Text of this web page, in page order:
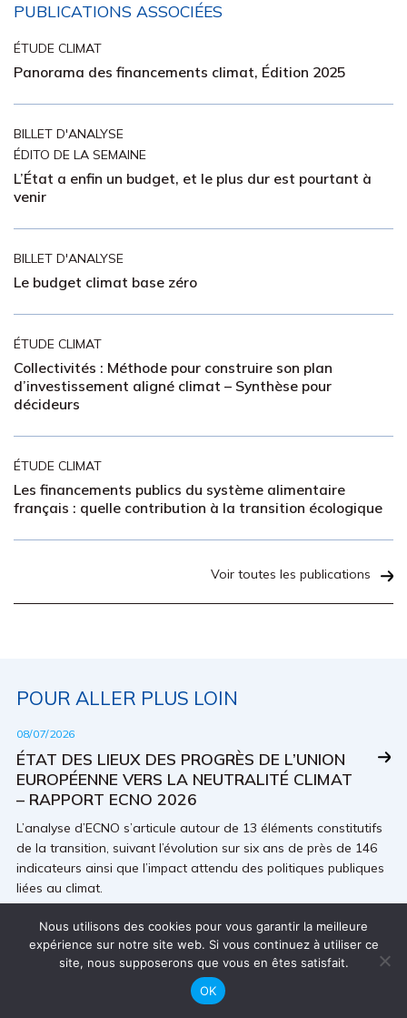
PUBLICATIONS ASSOCIÉES
ÉTUDE CLIMAT
Panorama des financements climat, Édition 2025
BILLET D'ANALYSE
ÉDITO DE LA SEMAINE
L’État a enfin un budget, et le plus dur est pourtant à
venir
BILLET D'ANALYSE
Le budget climat base zéro
ÉTUDE CLIMAT
Collectivités : Méthode pour construire son plan
d’investissement aligné climat – Synthèse pour
décideurs
ÉTUDE CLIMAT
Les financements publics du système alimentaire
français : quelle contribution à la transition écologique
Voir toutes les publications
POUR ALLER PLUS LOIN
08/07/2026
ÉTAT DES LIEUX DES PROGRÈS DE L’UNION
EUROPÉENNE VERS LA NEUTRALITÉ CLIMAT
– RAPPORT ECNO 2026
L’analyse d’ECNO s’articule autour de 13 éléments constitutifs
de la transition, suivant l’évolution sur six ans de près de 146
indicateurs ainsi que l’impact attendu des politiques publiques
liées au climat.
26/06/2026
BILLET D'ANALYSE
ADAPTATION AU CHANGEMENT
CLIMATIQUE : QU’ATTENDRE (VRAIMENT) DU
Nous utilisons des cookies pour vous garantir la meilleure
expérience sur notre site web. Si vous continuez à utiliser ce
site, nous supposerons que vous en êtes satisfait.
OK